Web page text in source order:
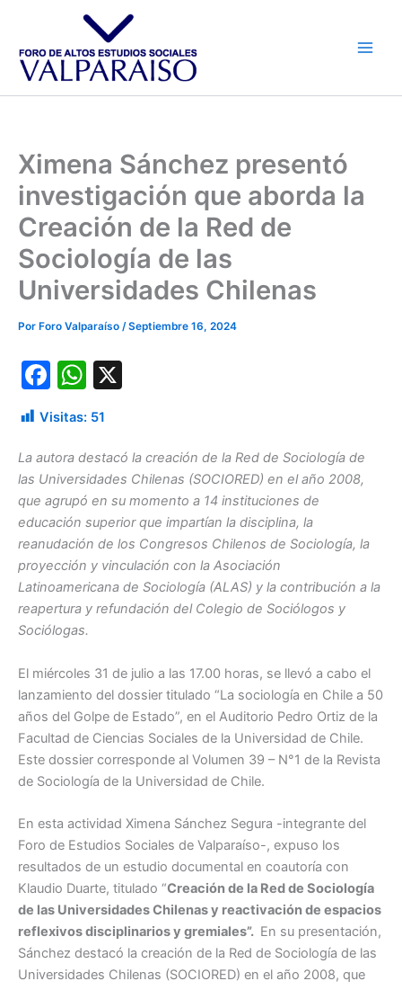
contenido
Ximena Sánchez presentó
investigación que aborda la
Creación de la Red de
Sociología de las
Universidades Chilenas
Por Foro Valparaíso /Septiembre 16, 2024
F
a
c
e
b
o
o
k
W
h
at
s
A
p
p
Visitas: 51
La autora destacó la creación de la Red de Sociología de
las Universidades Chilenas (SOCIORED) en el año 2008,
que agrupó en su momento a 14 instituciones de
educación superior que impartían la disciplina, la
reanudación de los Congresos Chilenos de Sociología, la
proyección y vinculación con la Asociación
Latinoamericana de Sociología (ALAS) y la contribución a la
reapertura y refundación del Colegio de Sociólogos y
Sociólogas.
El miércoles 31 de julio a las 17.00 horas, se llevó a cabo el
lanzamiento del dossier titulado “La sociología en Chile a 50
años del Golpe de Estado”, en el Auditorio Pedro Ortiz de la
Facultad de Ciencias Sociales de la Universidad de Chile.
Este dossier corresponde al Volumen 39 – N°1 de la Revista
de Sociología de la Universidad de Chile.
En esta actividad Ximena Sánchez Segura -integrante del
Foro de Estudios Sociales de Valparaíso-, expuso los
resultados de un estudio documental en coautoría con
Klaudio Duarte, titulado “Creación de la Red de Sociología
de las Universidades Chilenas y reactivación de espacios
reflexivos disciplinarios y gremiales”. En su presentación,
Sánchez destacó la creación de la Red de Sociología de las
Universidades Chilenas (SOCIORED) en el año 2008, que